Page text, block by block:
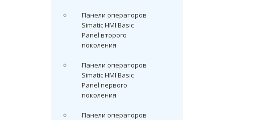
Панели операторов
Simatic HMI Basic
Panel второго
поколения
Панели операторов
Simatic HMI Basic
Panel первого
поколения
Панели операторов